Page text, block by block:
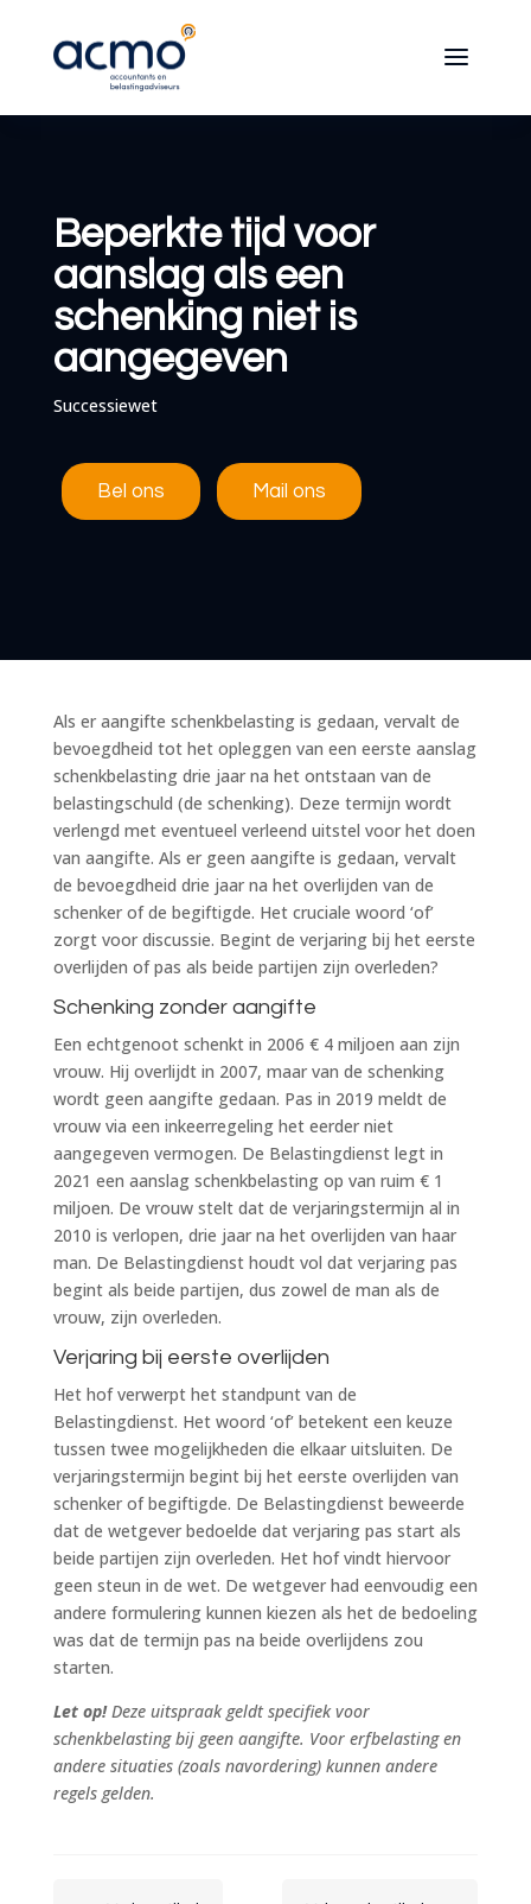
Beperkte tijd voor
aanslag als een
schenking niet is
aangegeven
Successiewet
Bel ons Mail ons
Als er aangifte schenkbelasting is gedaan, vervalt de
bevoegdheid tot het opleggen van een eerste aanslag
schenkbelasting drie jaar na het ontstaan van de
belastingschuld (de schenking). Deze termijn wordt
verlengd met eventueel verleend uitstel voor het doen
van aangifte. Als er geen aangifte is gedaan, vervalt
de bevoegdheid drie jaar na het overlijden van de
schenker of de begiftigde. Het cruciale woord ‘of’
zorgt voor discussie. Begint de verjaring bij het eerste
overlijden of pas als beide partijen zijn overleden?
Schenking zonder aangifte
Een echtgenoot schenkt in 2006 € 4 miljoen aan zijn
vrouw. Hij overlijdt in 2007, maar van de schenking
wordt geen aangifte gedaan. Pas in 2019 meldt de
vrouw via een inkeerregeling het eerder niet
aangegeven vermogen. De Belastingdienst legt in
2021 een aanslag schenkbelasting op van ruim € 1
miljoen. De vrouw stelt dat de verjaringstermijn al in
2010 is verlopen, drie jaar na het overlijden van haar
man. De Belastingdienst houdt vol dat verjaring pas
begint als beide partijen, dus zowel de man als de
vrouw, zijn overleden.
Verjaring bij eerste overlijden
Het hof verwerpt het standpunt van de
Belastingdienst. Het woord ‘of’ betekent een keuze
tussen twee mogelijkheden die elkaar uitsluiten. De
verjaringstermijn begint bij het eerste overlijden van
schenker of begiftigde. De Belastingdienst beweerde
dat de wetgever bedoelde dat verjaring pas start als
beide partijen zijn overleden. Het hof vindt hiervoor
geen steun in de wet. De wetgever had eenvoudig een
andere formulering kunnen kiezen als het de bedoeling
was dat de termijn pas na beide overlijdens zou
starten.
Let op!Deze uitspraak geldt specifiek voor
schenkbelasting bij geen aangifte. Voor erfbelasting en
andere situaties (zoals navordering) kunnen andere
regels gelden.